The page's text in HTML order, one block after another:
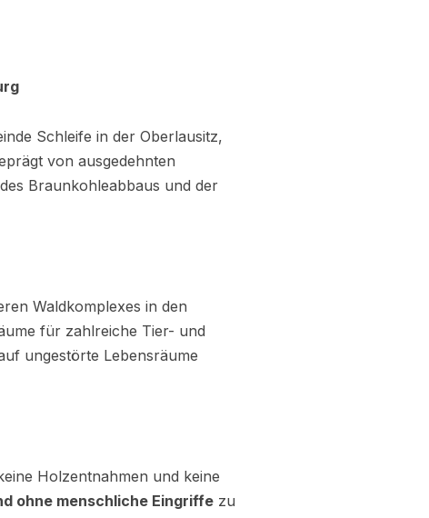
Schleife in der Oberlausitz,
von ausgedehnten
Braunkohleabbaus und der
Waldkomplexes in den
für zahlreiche Tier- und
ungestörte Lebensräume
Holzentnahmen und keine
ohne menschliche Eingriffe zu